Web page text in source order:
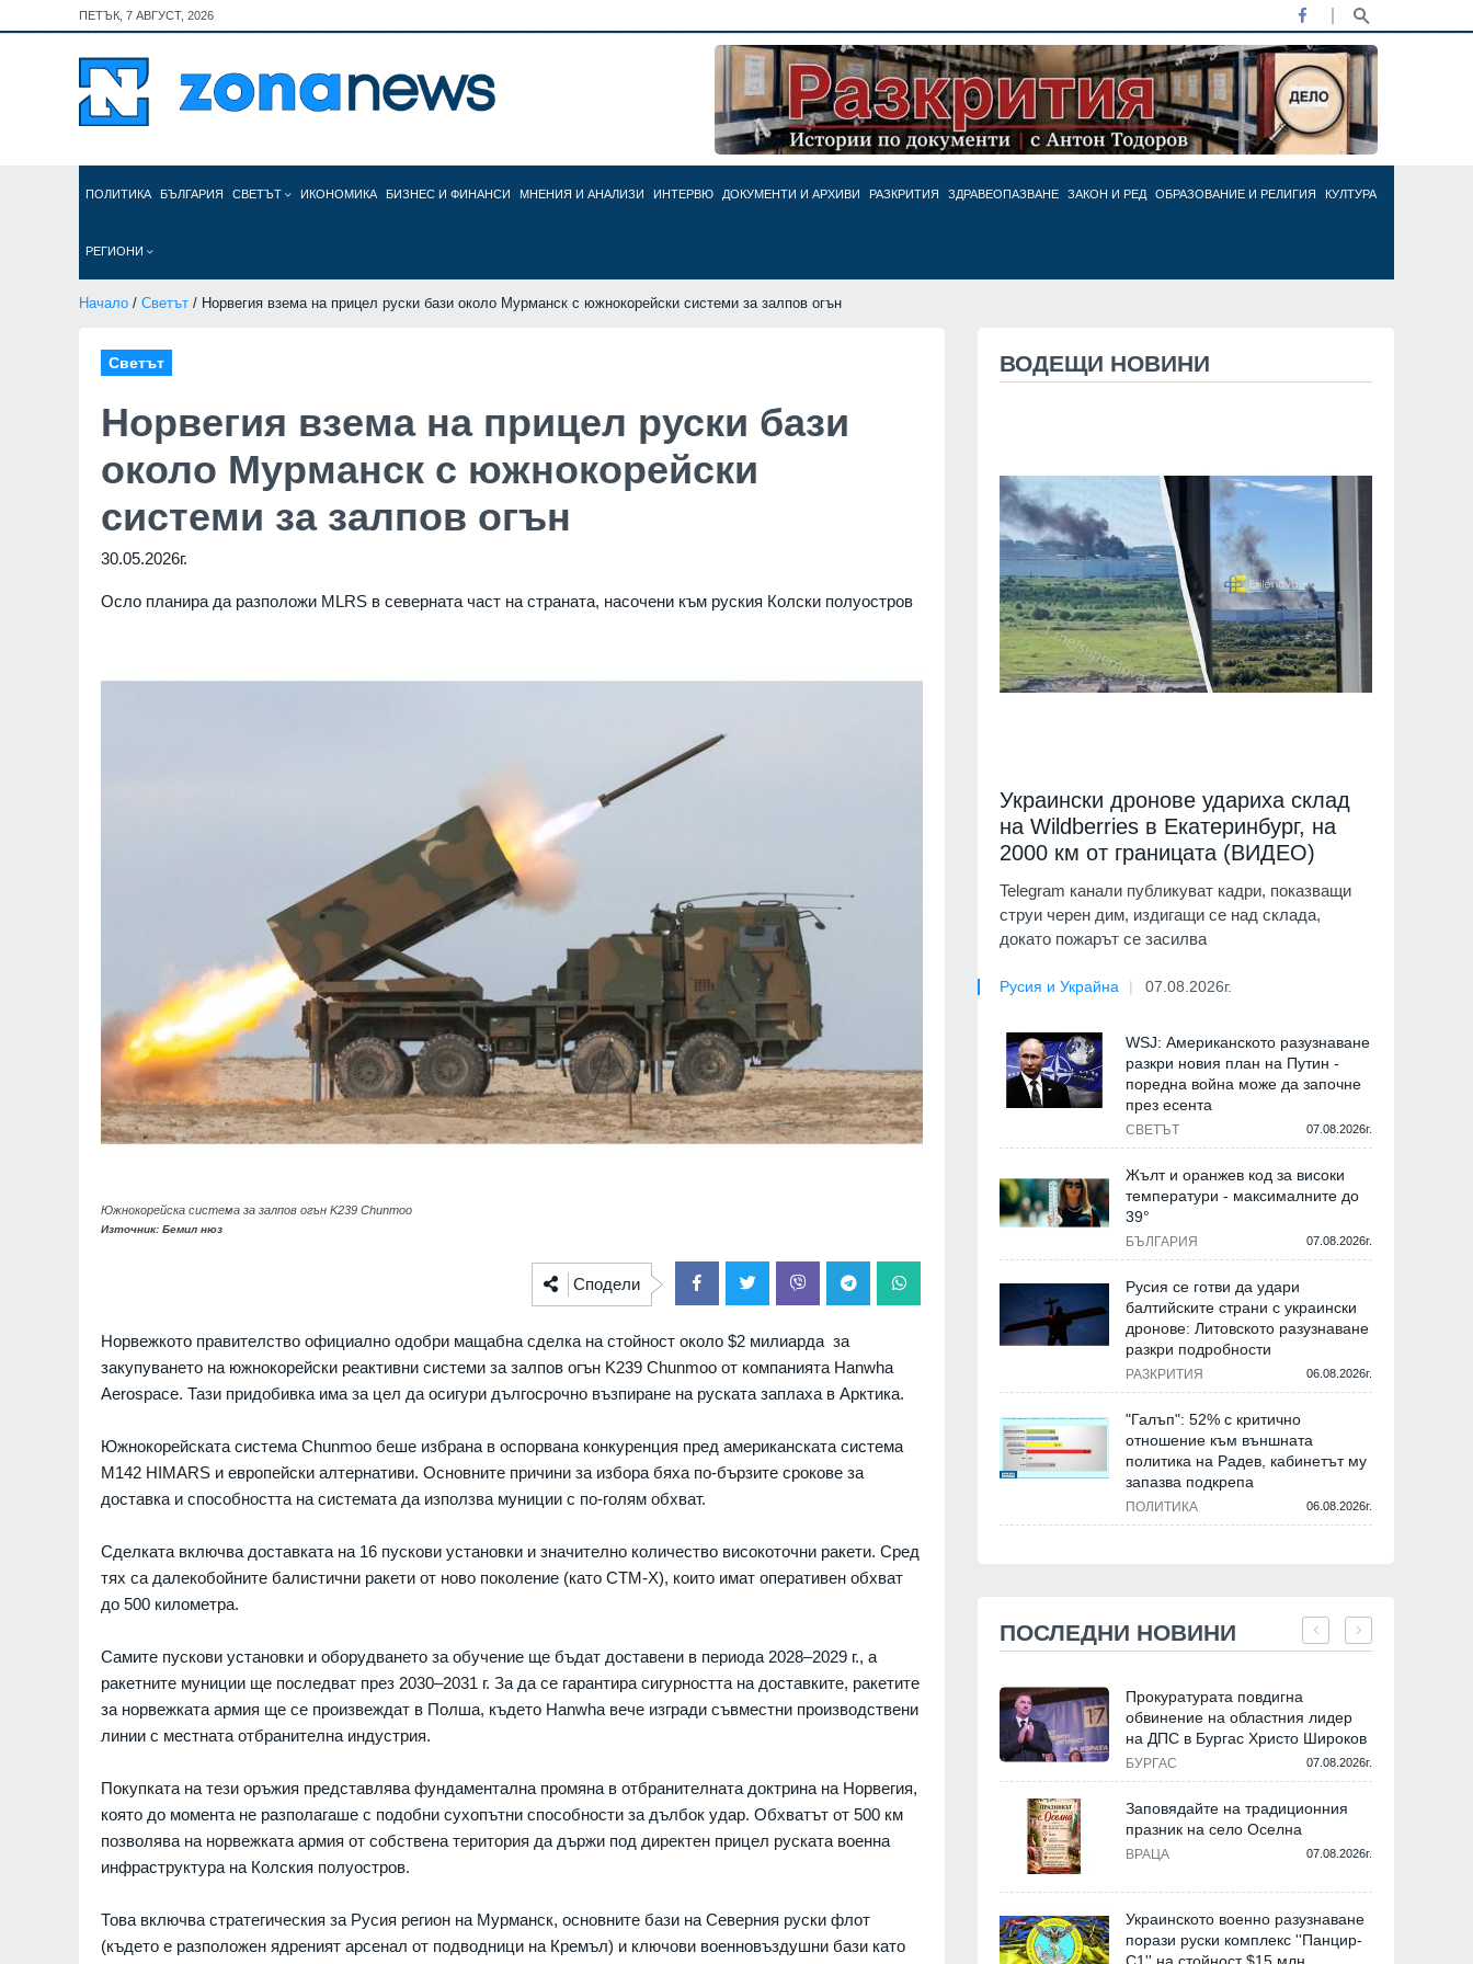
ПЕТЪК, 7 АВГУСТ, 2026
ПОЛИТИКА БЪЛГАРИЯ СВЕТЪТ ИКОНОМИКА БИЗНЕС И ФИНАНСИ МНЕНИЯ И АНАЛИЗИ ИНТЕРВЮ ДОКУМЕНТИ И АРХИВИ РАЗКРИТИЯ ЗДРАВЕОПАЗВАНЕ ЗАКОН И РЕД ОБРАЗОВАНИЕ И РЕЛИГИЯ КУЛТУРА
РЕГИОНИ
Начало / Светът / Норвегия взема на прицел руски бази около Мурманск с южнокорейски системи за залпов огън
Светът
Норвегия взема на прицел руски бази
около Мурманск с южнокорейски
системи за залпов огън
30.05.2026г.
Осло планира да разположи MLRS в северната част на страната, насочени към руския Колски полуостров
Южнокорейска система за залпов огън K239 Chunmoo
Източник: Бемил нюз
Сподели
Норвежкото правителство официално одобри мащабна сделка на стойност около $2 милиарда за
закупуването на южнокорейски реактивни системи за залпов огън K239 Chunmoo от компанията Hanwha
Aerospace. Тази придобивка има за цел да осигури дългосрочно възпиране на руската заплаха в Арктика.
Южнокорейската система Chunmoo беше избрана в оспорвана конкуренция пред американската система
M142 HIMARS и европейски алтернативи. Основните причини за избора бяха по-бързите срокове за
доставка и способността на системата да използва муниции с по-голям обхват.
Сделката включва доставката на 16 пускови установки и значително количество високоточни ракети. Сред
тях са далекобойните балистични ракети от ново поколение (като CTM-X), които имат оперативен обхват
до 500 километра.
Самите пускови установки и оборудването за обучение ще бъдат доставени в периода 2028–2029 г., а
ракетните муниции ще последват през 2030–2031 г. За да се гарантира сигурността на доставките, ракетите
за норвежката армия ще се произвеждат в Полша, където Hanwha вече изгради съвместни производствени
линии с местната отбранителна индустрия.
Покупката на тези оръжия представлява фундаментална промяна в отбранителната доктрина на Норвегия,
която до момента не разполагаше с подобни сухопътни способности за дълбок удар. Обхватът от 500 км
позволява на норвежката армия от собствена територия да държи под директен прицел руската военна
инфраструктура на Колския полуостров.
Това включва стратегическия за Русия регион на Мурманск, основните бази на Северния руски флот
(където е разположен ядреният арсенал от подводници на Кремъл) и ключови военновъздушни бази като
ВОДЕЩИ НОВИНИ
Украински дронове удариха склад
на Wildberries в Екатеринбург, на
2000 км от границата (ВИДЕО)
Telegram канали публикуват кадри, показващи
струи черен дим, издигащи се над склада,
докато пожарът се засилва
Русия и Украйна 07.08.2026г.
WSJ: Американското разузнаване
разкри новия план на Путин -
поредна война може да започне
през есента
СВЕТЪТ 07.08.2026г.
Жълт и оранжев код за високи
температури - максималните до
39°
БЪЛГАРИЯ 07.08.2026г.
Русия се готви да удари
балтийските страни с украински
дронове: Литовското разузнаване
разкри подробности
РАЗКРИТИЯ 06.08.2026г.
"Галъп": 52% с критично
отношение към външната
политика на Радев, кабинетът му
запазва подкрепа
ПОЛИТИКА 06.08.2026г.
ПОСЛЕДНИ НОВИНИ
Как се
закон
07.08.2026г.
разузнаване
може да започне
Украинският президент обяви
началото на специални операции
срещу руската военна
РУСИЯ И УКРАЙНА 07.08.2026г.
Призоваха Запада за акция на
специални части в Русия за
унищожаване на
установки
07.08.2026г.
Нова Загора отново ще бъде
столица на старата градска песен
"Галъп": 52% с критично
отношение към външната
политика на Радев, кабинетът му
"Ловци" на педофили, всичките
Прокуратурата повдигна
обвинение на областния лидер
на ДПС в Бургас Христо Широков
БУРГАС 07.08.2026г.
Заповядайте на традиционния
празник на село Оселна
ВРАЦА 07.08.2026г.
Украинското военно разузнаване
порази руски комплекс ''Панцир-